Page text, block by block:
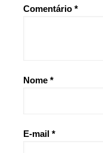
Comentário *
Nome *
E-mail *